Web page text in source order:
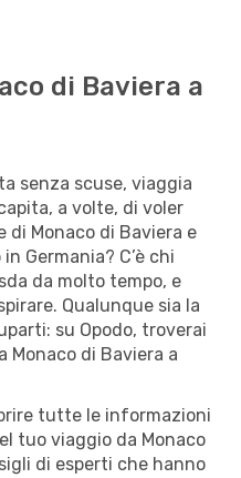
di Baviera a
senza scuse, viaggia
a volte, di voler
Monaco di Baviera e
Germania? C’è chi
da molto tempo, e
Qualunque sia la
su Opodo, troverai
Monaco di Baviera a
tutte le informazioni
tuo viaggio da Monaco
di esperti che hanno